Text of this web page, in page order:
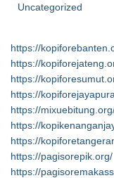
Uncategorized
https://
https://
https://
https://
https://
https://
https://
https://pagisorepik.org/
https://